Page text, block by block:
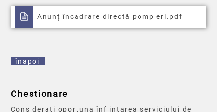
Anunț încadrare directă pompieri.pdf
înapoi
Chestionare
Considerati oportuna înfiintarea serviciului de